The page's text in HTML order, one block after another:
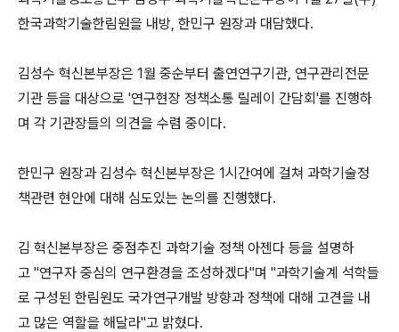
한국과학기술한림원을 내방, 한민구 원장과 대담했다.
김성수 혁신본부장은 1월 중순부터 출연연구기관, 연구관리전문
기관 등을 대상으로 '연구현장 정책소통 릴레이 간담회'를 진행하
며 각 기관장들의 의견을 수렴 중이다.
한민구 원장과 김성수 혁신본부장은 1시간여에 걸쳐 과학기술정
책관련 현안에 대해 심도있는 논의를 진행했다.
김 혁신본부장은 중점추진 과학기술 정책 아젠다 등을 설명하
고 "연구자 중심의 연구환경을 조성하겠다"며 "과학기술계 석학들
로 구성된 한림원도 국가연구개발 방향과 정책에 대해 고견을 내
고 많은 역할을 해달라"고 밝혔다.